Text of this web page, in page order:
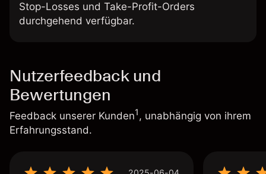
Stop-Losses und Take-Profit-Orders
durchgehend verfügbar.
Nutzerfeedback und
Bewertungen
Feedback unserer Kunden1, unabhängig von ihrem
Erfahrungsstand.